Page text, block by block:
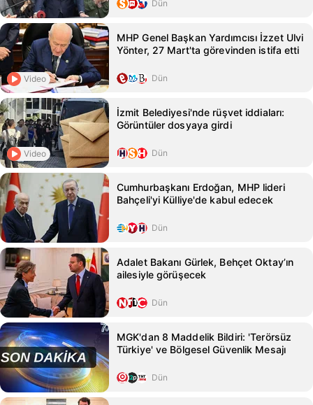
Dün
Video
MHP Genel Başkan Yardımcısı İzzet Ulvi
Yönter, 27 Mart'ta görevinden istifa etti
Dün
Video
İzmit Belediyesi'nde rüşvet iddiaları:
Görüntüler dosyaya girdi
Dün
Cumhurbaşkanı Erdoğan, MHP lideri
Bahçeli'yi Külliye'de kabul edecek
Dün
Adalet Bakanı Gürlek, Behçet Oktay’ın
ailesiyle görüşecek
Dün
MGK'dan 8 Maddelik Bildiri: 'Terörsüz
Türkiye' ve Bölgesel Güvenlik Mesajı
Dün